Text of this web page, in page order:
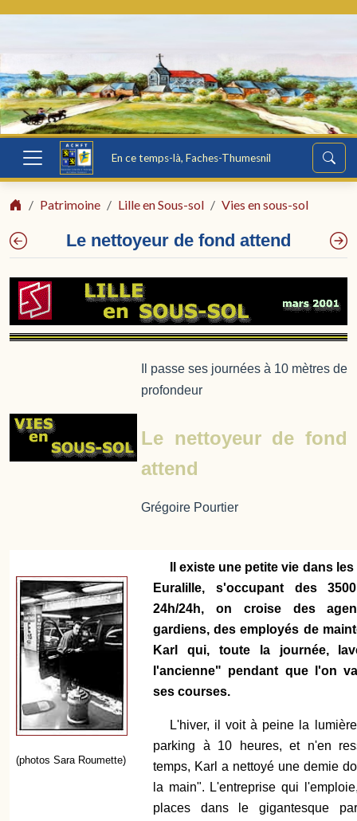
En ce temps-là, Faches-Thumesnil
Patrimoine Lille en Sous-sol Vies en sous-sol
Le nettoyeur de fond attend
Il passe ses journées à 10 mètres de
profondeur
Le nettoyeur de fond
attend
Grégoire Pourtier
(photos Sara Roumette)
Il existe une petite vie dans
Euralille, s'occupant des
24h/24h, on croise des
gardiens, des employés de
Karl qui, toute la journée,
l'ancienne" pendant que l'on
ses courses.
L'hiver, il voit à peine la
parking à 10 heures, et n'en
temps, Karl a nettoyé une demie
la main". L'entreprise qui
places dans le gigantesque